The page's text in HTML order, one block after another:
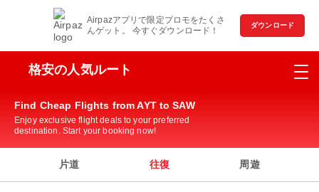
Airpazアプリで限定プロモをたくさ
んゲット。 今すぐダウンロード！
ダウンロード
格安の人気ルート
Find Cheap Flights from AYT to SAW
Enjoy exclusive flight deals to your preferred
destination. Start your booking now!
片道 往復 周遊